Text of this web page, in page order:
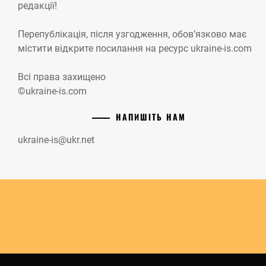
редакції!
Перепублікація, після узгодження, обов’язково має
містити відкрите посилання на ресурс ukraine-is.com
Всі права захищено
©ukraine-is.com
НАПИШІТЬ НАМ
ukraine-is@ukr.net